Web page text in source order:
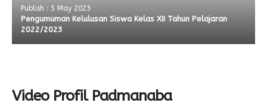
Publish : 5 May 2023
Pengumuman Kelulusan Siswa Kelas XII Tahun Pelajaran
2022/2023
Video Profil Padmanaba